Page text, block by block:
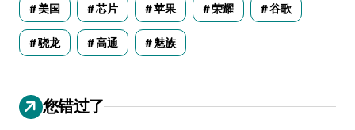
美国 芯片 苹果 荣耀 谷歌
骁龙 高通 魅族
您错过了